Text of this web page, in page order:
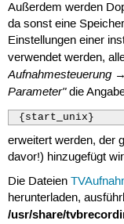
Außerdem werden
da sonst eine
Einstellungen einer
verwendet werden,
Aufnahmesteuerung
Parameter"die
{start_unix}
erweitert werden, der
davor!) hinzugefügt
Die Dateien
herunterladen,
/usr/share/